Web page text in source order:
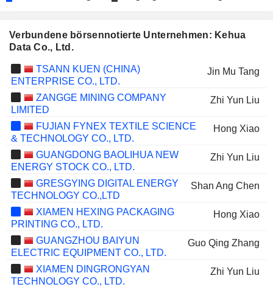
Verbundene börsennotierte Unternehmen: Kehua
Data Co., Ltd.
TSANN KUEN (CHINA)
ENTERPRISE CO., LTD.
Jin Mu Tang
ZANGGE MINING COMPANY
LIMITED
Zhi Yun Liu
FUJIAN FYNEX TEXTILE SCIENCE
& TECHNOLOGY CO., LTD.
Hong Xiao
GUANGDONG BAOLIHUA NEW
ENERGY STOCK CO., LTD.
Zhi Yun Liu
GRESGYING DIGITAL ENERGY
TECHNOLOGY CO.,LTD
Shan Ang Chen
XIAMEN HEXING PACKAGING
PRINTING CO., LTD.
Hong Xiao
GUANGZHOU BAIYUN
ELECTRIC EQUIPMENT CO., LTD.
Guo Qing Zhang
XIAMEN DINGRONGYAN
TECHNOLOGY CO., LTD.
Zhi Yun Liu